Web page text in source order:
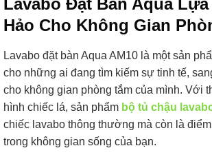
Hảo Cho Không Gian
Lavabo đặt bàn Aqua AM10 là một sản
cho những ai đang tìm kiếm sự tinh tế,
cho không gian phòng tắm của mình. Với
hình chiếc lá, sản phẩm bộ tủ chậu
chiếc lavabo thông thường mà còn là
trong không gian sống của bạn.